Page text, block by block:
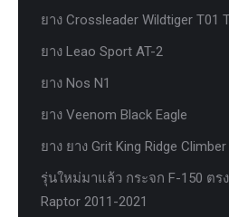
ยาง Crossleader Wildtiger T01
ยาง Leao Sport AT-2
ยาง Nos N1
ยาง Veenom Black Eagle
ยาง ยาง Grit King Ridge
รุ่นใหม่มาแล้ว กระจก F-150 ตรง
Raptor 2011-2021